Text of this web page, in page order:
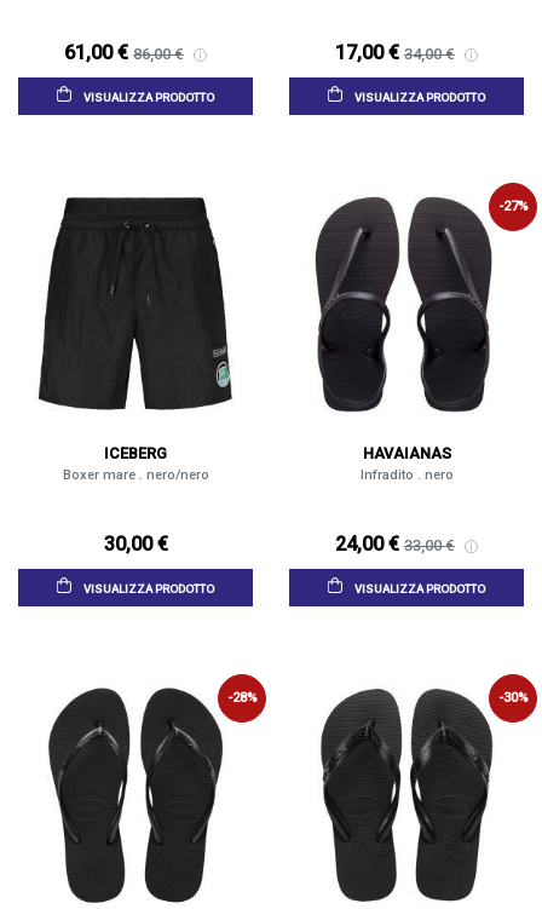
61,00 € 86,00 €
VISUALIZZA PRODOTTO
17,00 € 34,00 €
VISUALIZZA PRODOTTO
ICEBERG
Boxer mare . nero/nero
30,00 €
VISUALIZZA PRODOTTO
-27%
HAVAIANAS
Infradito . nero
24,00 € 33,00 €
VISUALIZZA PRODOTTO
-28% -30%